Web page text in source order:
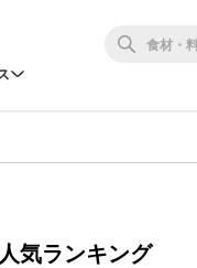
人気ランキング